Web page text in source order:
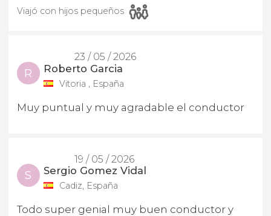
Viajó con hijos pequeños
23 / 05 / 2026
R Roberto Garcia
Vitoria , España
Muy puntual y muy agradable el conductor
19 / 05 / 2026
S Sergio Gomez Vidal
Cadiz, España
Todo super genial muy buen conductor y